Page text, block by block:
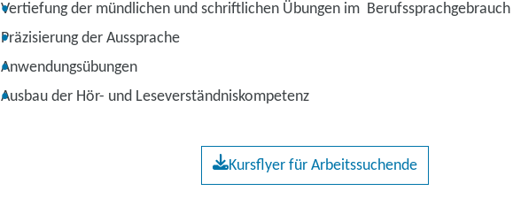
Vertiefung der mündlichen und schriftlichen Übungen im Berufssprachgebrauch
Präzisierung der Aussprache
Anwendungsübungen
Ausbau der Hör- und Leseverständniskompetenz
Kursflyer für Arbeitssuchende